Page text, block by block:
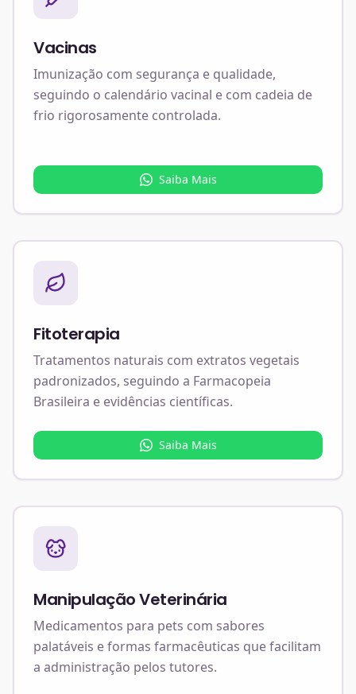
Vacinas
Imunização com segurança e qualidade,
seguindo o calendário vacinal e com cadeia de
frio rigorosamente controlada.
Saiba Mais
Fitoterapia
Tratamentos naturais com extratos vegetais
padronizados, seguindo a Farmacopeia
Brasileira e evidências científicas.
Saiba Mais
Manipulação Veterinária
Medicamentos para pets com sabores
palatáveis e formas farmacêuticas que facilitam
a administração pelos tutores.